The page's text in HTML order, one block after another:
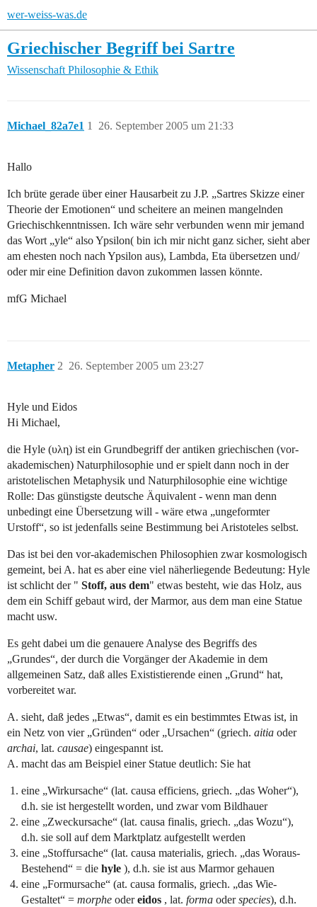
wer-weiss-was.de
Griechischer Begriff bei Sartre
Wissenschaft Philosophie & Ethik
Michael_82a7e1 26. September 2005 um 21:33
1
Hallo
Ich brüte gerade über einer Hausarbeit zu J.P. „Sartres Skizze einer
Theorie der Emotionen“ und scheitere an meinen mangelnden
Griechischkenntnissen. Ich wäre sehr verbunden wenn mir jemand
das Wort „yle“ also Ypsilon( bin ich mir nicht ganz sicher, sieht aber
am ehesten noch nach Ypsilon aus), Lambda, Eta übersetzen und/
oder mir eine Definition davon zukommen lassen könnte.
mfG Michael
Metapher 26. September 2005 um 23:27
2
Hyle und Eidos
Hi Michael,
die Hyle (υλη) ist ein Grundbegriff der antiken griechischen (vor-
akademischen) Naturphilosophie und er spielt dann noch in der
aristotelischen Metaphysik und Naturphilosophie eine wichtige
Rolle: Das günstigste deutsche Äquivalent - wenn man denn
unbedingt eine Übersetzung will - wäre etwa „ungeformter
Urstoff“, so ist jedenfalls seine Bestimmung bei Aristoteles selbst.
Das ist bei den vor-akademischen Philosophien zwar kosmologisch
gemeint, bei A. hat es aber eine viel näherliegende Bedeutung: Hyle
ist schlicht der " Stoff, aus dem" etwas besteht, wie das Holz, aus
dem ein Schiff gebaut wird, der Marmor, aus dem man eine Statue
macht usw.
Es geht dabei um die genauere Analyse des Begriffs des
„Grundes“, der durch die Vorgänger der Akademie in dem
allgemeinen Satz, daß alles Exististierende einen „Grund“ hat,
vorbereitet war.
A. sieht, daß jedes „Etwas“, damit es ein bestimmtes Etwas ist, in
ein Netz von vier „Gründen“ oder „Ursachen“ (griech. aitia oder
archai, lat. causae) eingespannt ist.
A. macht das am Beispiel einer Statue deutlich: Sie hat
eine „Wirkursache“ (lat. causa efficiens, griech. „das Woher“),
d.h. sie ist hergestellt worden, und zwar vom Bildhauer
eine „Zweckursache“ (lat. causa finalis, griech. „das Wozu“),
d.h. sie soll auf dem Marktplatz aufgestellt werden
eine „Stoffursache“ (lat. causa materialis, griech. „das Woraus-
Bestehend“ = die hyle ), d.h. sie ist aus Marmor gehauen
eine „Formursache“ (at. causa formalis, griech. „das Wie-
Gestaltet“ = morphe odereidos , lat. forma oderspecies), d.h.